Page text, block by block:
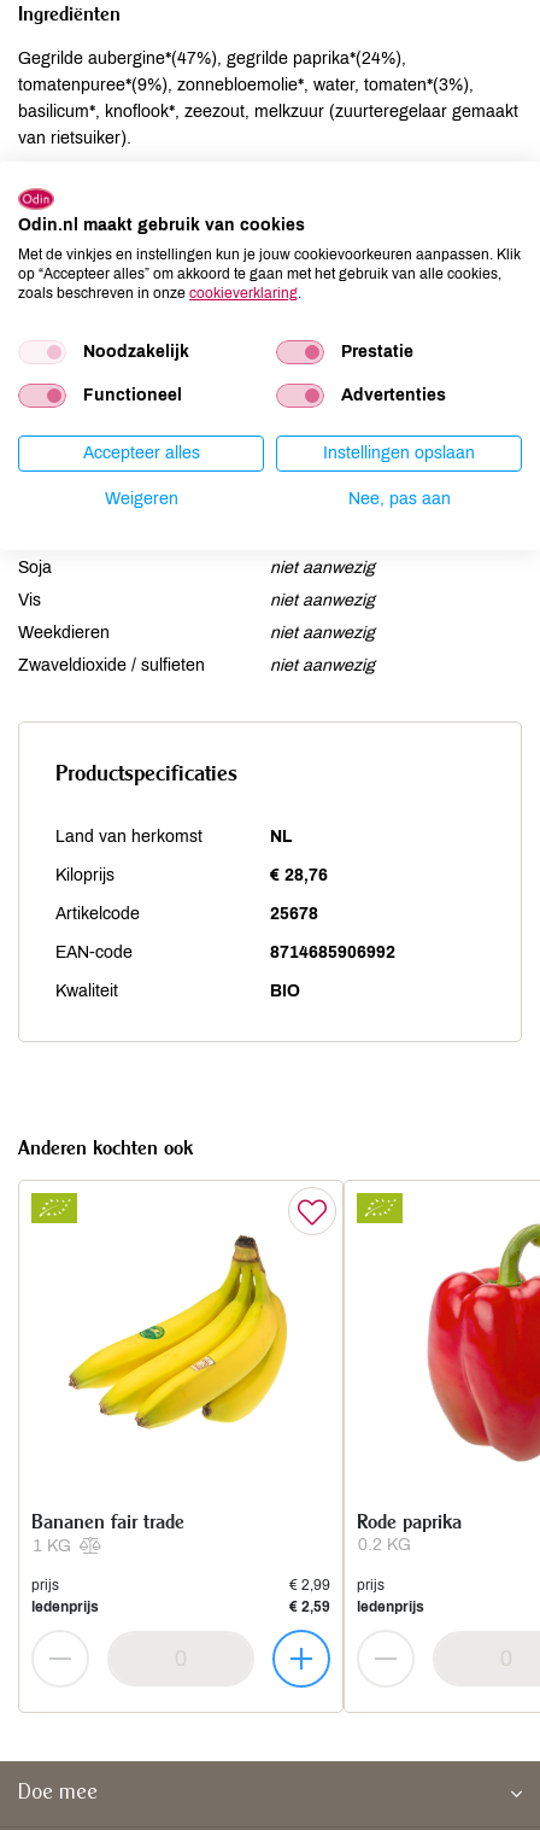
Ingrediënten
Gegrilde aubergine*(47%), gegrilde paprika*(24%),
tomatenpuree*(9%), zonnebloemolie*, water, tomaten*(3%),
basilicum*, knoflook*, zeezout, melkzuur (zuurteregelaar gemaakt
van rietsuiker).
Allergenen
Aardnoten
niet aanwezig
Ei
niet aanwezig
Lactose
niet aanwezig
Mosterd
niet aanwezig
Noten
niet aanwezig
Schaaldieren
niet aanwezig
niet aanwezig
Soja
niet aanwezig
Vis
niet aanwezig
Weekdieren
niet aanwezig
Zwaveldioxide / sulfieten
niet aanwezig
Productspecificaties
Land van herkomst NL
Kiloprijs € 28,76
Artikelcode 25678
EAN-code 8714685906992
Kwaliteit BIO
Anderen kochten ook
1 KG
Bananen fair trade
prijs
€ 2,99
ledenprijs
€ 2,59
0.2 KG
Rode paprika
prijs
ledenprijs
Doe mee
Odin.nl maakt gebruik van cookies
Met de vinkjes en instellingen kun je jouw cookievoorkeuren aanpassen. Klik
op “Accepteer alles” om akkoord te gaan met het gebruik van alle cookies,
zoals beschreven in onze cookieverklaring
Noodzakelijk Prestatie
Functioneel Advertenties
Accepteer alles Instellingen opslaan
Weigeren Nee, pas aan